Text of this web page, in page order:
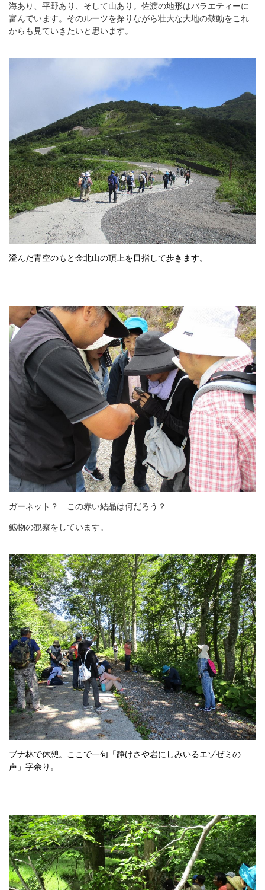
海あり、平野あり、そして山あり。佐渡の地形はバラエティーに
富んでいます。そのルーツを探りながら壮大な大地の鼓動をこれ
からも見ていきたいと思います。
澄んだ青空のもと金北山の頂上を目指して歩きます。
ガーネット？ この赤い結晶は何だろう？
鉱物の観察をしています。
ブナ林で休憩。ここで一句「静けさや岩にしみいるエゾゼミの
声」字余り。